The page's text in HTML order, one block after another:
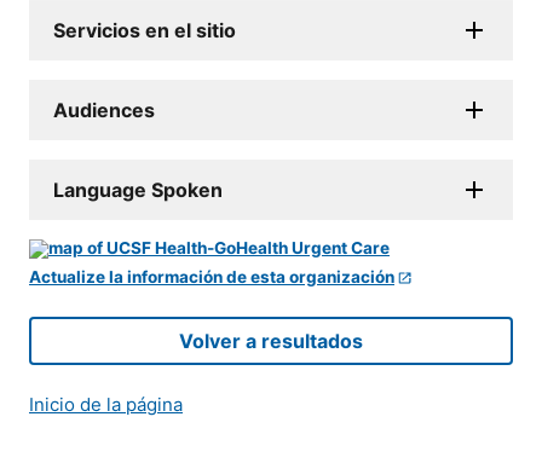
Servicios en el sitio
Audiences
Language Spoken
Actualize la información de esta organización
Volver a resultados
Inicio de la página